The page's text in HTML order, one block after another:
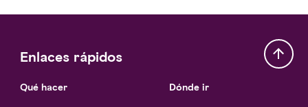
Enlaces rápidos
Qué hacer Dónde ir